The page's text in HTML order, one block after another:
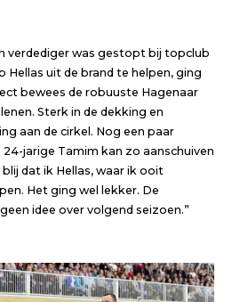
verdediger was gestopt bij topclub
Hellas uit de brand te helpen, ging
bewees de robuuste Hagenaar
Sterk in de dekking en
aan de cirkel. Nog een paar
jarige Tamim kan zo aanschuiven
dat ik Hellas, waar ik ooit
Het ging wel lekker. De
idee over volgend seizoen.”